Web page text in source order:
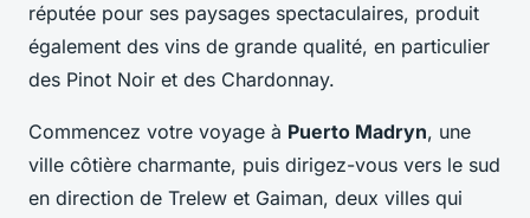
réputée pour ses paysages spectaculaires, produit
également des vins de grande qualité, en particulier
des Pinot Noir et des Chardonnay.
Commencez votre voyage à Puerto Madryn, une
ville côtière charmante, puis dirigez-vous vers le sud
en direction de Trelew et Gaiman, deux villes qui